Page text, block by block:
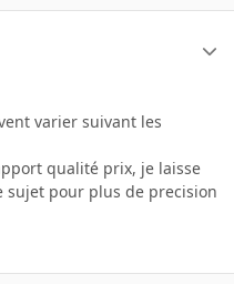
varier suivant les
qualité prix, je laisse
sujet pour plus de precision